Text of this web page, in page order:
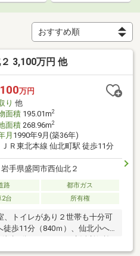
3,100万円 他
万円
り 他
面積195.01m2
面積268.96m2
月 1990年9月(築36年)
ＪＲ東北本線 仙北町駅 徒歩11分
岩手県盛岡市西仙北２
路
都市ガス
2台 所有権
、トイレがあり２世帯も十分可
歩11分（840ｍ）、仙北小へ